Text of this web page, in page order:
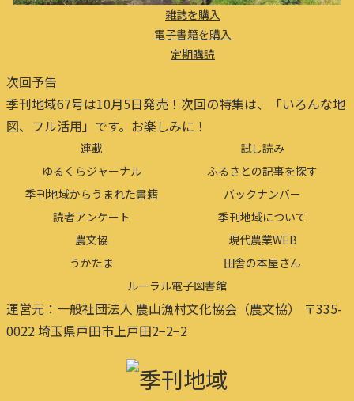
雑誌を購入
電子書籍を購入
定期購読
次回予告
季刊地域67号は10月5日発売！次回の特集は、「いろんな地
図、フル活用」です。お楽しみに！
連載
試し読み
ゆるくらジャーナル
ふるさとの記事を探す
季刊地域からうまれた書籍
バックナンバー
読者アンケート
季刊地域について
農文協
現代農業WEB
うかたま
田舎の本屋さん
ルーラル電子図書館
運営元：一般社団法人 農山漁村文化協会（農文協） 〒335-
0022 埼玉県戸田市上戸田2−2−2